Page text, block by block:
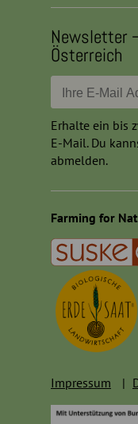
Newsletter
Österreich
Erhalte ein bis
E-Mail. Du
abmelden.
Farming for
Impressum